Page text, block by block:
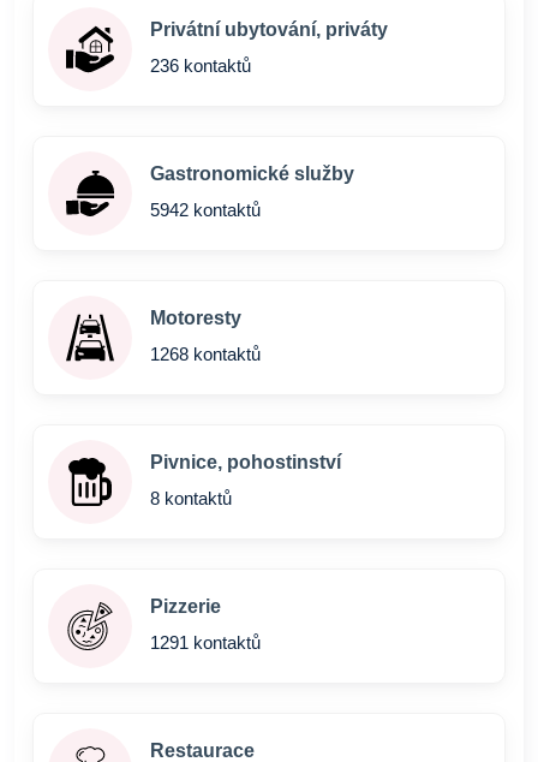
Privátní ubytování, priváty
236 kontaktů
Gastronomické služby
5942 kontaktů
Motoresty
1268 kontaktů
Pivnice, pohostinství
8 kontaktů
Pizzerie
1291 kontaktů
Restaurace